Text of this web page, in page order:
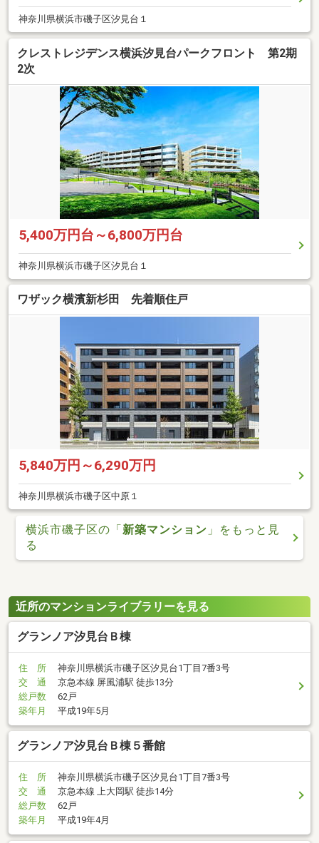
神奈川県横浜市磯子区汐見台１
クレストレジデンス横浜汐見台パークフロント 第2期
2次
5,400万円台～6,800万円台
神奈川県横浜市磯子区汐見台１
ワザック横濱新杉田 先着順住戸
5,840万円～6,290万円
神奈川県横浜市磯子区中原１
横浜市磯子区の「新築マンション 」をもっと見
る
近所のマンションライブラリーを見る
グランノア汐見台Ｂ棟
住 所
神奈川県横浜市磯子区汐見台1丁目7番3号
交 通
京急本線 屏風浦駅 徒歩13分
総戸数
62戸
築年月
平成19年5月
グランノア汐見台Ｂ棟５番館
住 所
神奈川県横浜市磯子区汐見台1丁目7番3号
交 通
京急本線 上大岡駅 徒歩14分
総戸数
62戸
築年月
平成19年4月